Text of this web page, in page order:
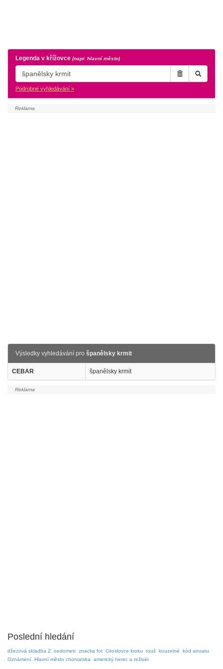
Legenda v křížovce (napr. hlavní město)
Podrobné vyhledávání »
Výsledky vyhledávání pro španělsky krmit
CEBAR španělsky krmit
Poslední hledání
džezová skladba Z oedometr znacka fot Citoslovce kroku rouš kouzelné
kód anuatu
Oznámení Hlavní město chorvatska americký herec a režisér